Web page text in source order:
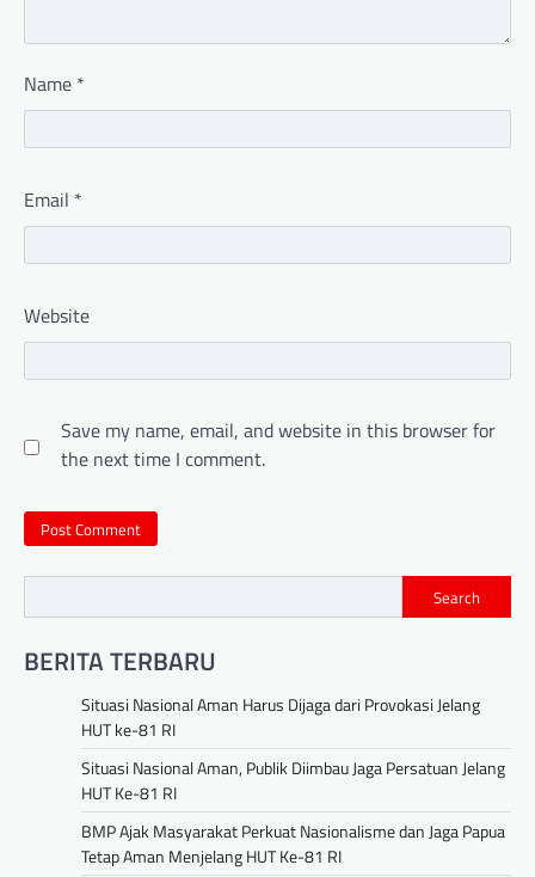
Name *
Email *
Website
Save my name, email, and website in this browser for
the next time I comment.
Search
BERITA TERBARU
Situasi Nasional Aman Harus Dijaga dari Provokasi Jelang
HUT ke-81 RI
Situasi Nasional Aman, Publik Diimbau Jaga Persatuan Jelang
HUT Ke-81 RI
BMP Ajak Masyarakat Perkuat Nasionalisme dan Jaga Papua
Tetap Aman Menjelang HUT Ke-81 RI